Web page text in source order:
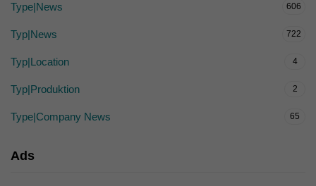
Type|News 606
Typ|News 722
Typ|Location 4
Typ|Produktion 2
Type|Company News 65
Ads